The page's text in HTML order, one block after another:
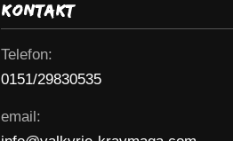
Kontakt
Telefon:
0151/29830535
email: